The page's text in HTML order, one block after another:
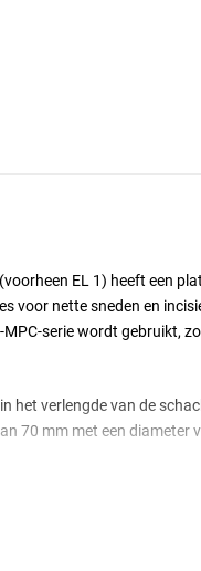
(voorheen EL 1) heeft een
voor nette sneden en
serie wordt gebruikt,
het verlengde van de
70 mm met een diameter
serie
tip samen met een
wat meer coagulatie. Het